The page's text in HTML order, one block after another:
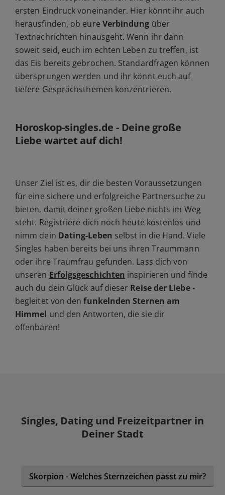
ersten Eindruck voneinander. Hier könnt ihr auch
herausfinden, ob eure Verbindung über
Textnachrichten hinausgeht. Wenn ihr dann
soweit seid, euch im echten Leben zu treffen, ist
das Eis bereits gebrochen. Standardfragen können
übersprungen werden und ihr könnt euch auf
tiefere Gesprächsthemen konzentrieren.
Horoskop-singles.de - Deine große
Liebe wartet auf dich!
Unser Ziel ist es, dir die besten Voraussetzungen
für eine sichere und erfolgreiche Partnersuche zu
bieten, damit deiner großen Liebe nichts im Weg
steht. Registriere dich noch heute kostenlos und
nimm dein Dating-Leben selbst in die Hand. Viele
Singles haben bereits bei uns ihren Traummann
oder ihre Traumfrau gefunden. Lass dich von
unseren Erfolgsgeschichten inspirieren und finde
auch du dein Glück auf dieser Reise der Liebe-
begleitet von denfunkelnden Sternen am
Himmel und den Antworten, die sie dir
offenbaren!
Singles, Dating und Freizeitpartner in
Deiner Stadt
Skorpion - Welches Sternzeichen passt zu mir?